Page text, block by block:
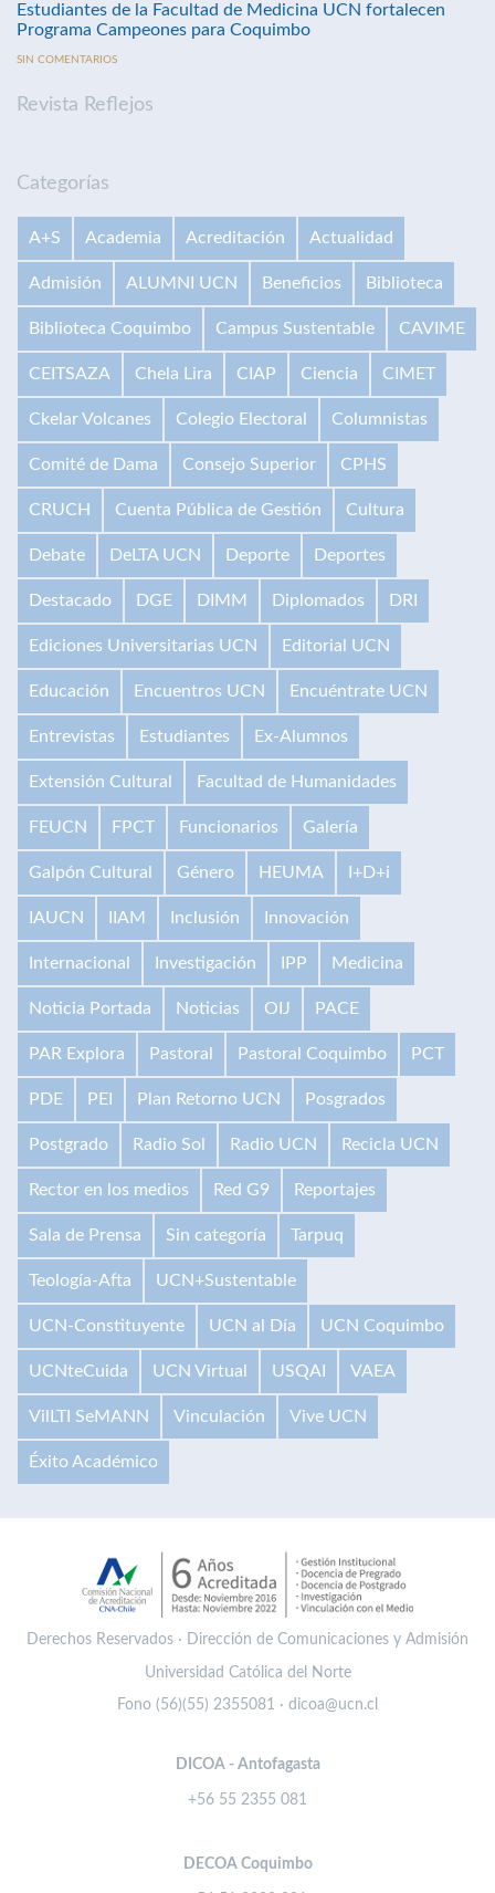
Estudiantes de la Facultad de Medicina UCN fortalecen
Programa Campeones para Coquimbo
SIN COMENTARIOS
Revista Reflejos
Categorías
A+S Academia Acreditación Actualidad
Admisión ALUMNI UCN Beneficios Biblioteca
Biblioteca Coquimbo Campus Sustentable CAVIME
CEITSAZA Chela Lira CIAP Ciencia CIMET
Ckelar Volcanes Colegio Electoral Columnistas
Comité de Dama Consejo Superior CPHS
CRUCH Cuenta Pública de Gestión Cultura
Debate DeLTA UCN Deporte Deportes
Destacado DGE DIMM Diplomados DRI
Ediciones Universitarias UCN Editorial UCN
Educación Encuentros UCN Encuéntrate UCN
Entrevistas Estudiantes Ex-Alumnos
Extensión Cultural Facultad de Humanidades
FEUCN FPCT Funcionarios Galería
Galpón Cultural Género HEUMA I+D+i
IAUCN IIAM Inclusión Innovación
Internacional Investigación IPP Medicina
Noticia Portada Noticias OIJ PACE
PAR Explora Pastoral Pastoral Coquimbo PCT
PDE PEI Plan Retorno UCN Posgrados
Postgrado Radio Sol Radio UCN Recicla UCN
Rector en los medios Red G9 Reportajes
Sala de Prensa Sin categoría Tarpuq
Teología-Afta UCN+Sustentable
UCN-Constituyente UCN al Día UCN Coquimbo
UCNteCuida UCN Virtual USQAI VAEA
VilLTI SeMANN Vinculación Vive UCN
Éxito Académico
Derechos Reservados · Dirección de Comunicaciones y Admisión
Universidad Católica del Norte
Fono (56)(55) 2355081 · dicoa@ucn.cl
DICOA - Antofagasta
+56 55 2355 081
DECOA Coquimbo